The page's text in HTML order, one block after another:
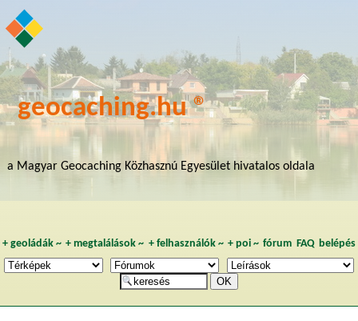
geocaching.hu ®
a Magyar Geocaching Közhasznú Egyesület hivatalos oldala
+ geoládák~ +megtalálások ~ + felhasználók~ + poi~ fórum FAQ belépés